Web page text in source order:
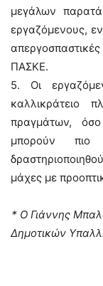
μεγάλων
εργαζόμενους,
ΠΑΣΚΕ.
5. Οι
καλλικράτειο
πραγμάτων,
μπορούν
μάχες με
* Ο Γιάννης
Δημοτικών